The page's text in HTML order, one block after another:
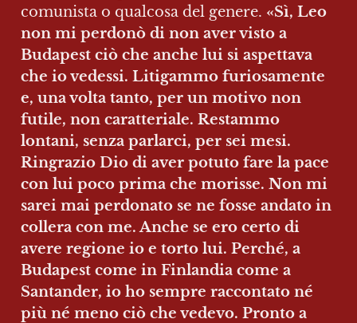
comunista o qualcosa del genere. «Sì, Leo
non mi perdonò di non aver visto a
Budapest ciò che anche lui si aspettava
che io vedessi. Litigammo furiosamente
e, una volta tanto, per un motivo non
futile, non caratteriale. Restammo
lontani, senza parlarci, per sei mesi.
Ringrazio Dio di aver potuto fare la pace
con lui poco prima che morisse. Non mi
sarei mai perdonato se ne fosse andato in
collera con me. Anche se ero certo di
avere regione io e torto lui. Perché, a
Budapest come in Finlandia come a
Santander, io ho sempre raccontato né
più né meno ciò che vedevo. Pronto a